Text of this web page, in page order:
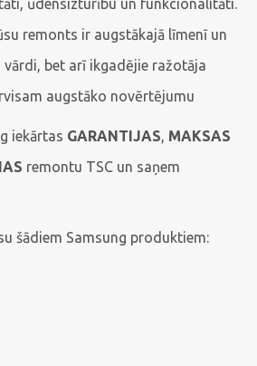
ūdensizturību un funkcionalitāti.
remonts ir augstākajā līmenī un
bet arī ikgadējie ražotāja
augstāko novērtējumu
iekārtas GARANTIJAS, MAKSAS
remontu TSC un saņem
šādiem Samsung produktiem: